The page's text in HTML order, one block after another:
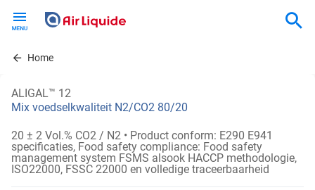
contentHome
ALIGAL™ 12
Mix voedselkwaliteit N2/CO2 80/20
20 ± 2 Vol.% CO2 / N2 • Product conform: E290 E941
specificaties, Food safety compliance: Food safety
management system FSMS alsook HACCP methodologie,
ISO22000, FSSC 22000 en volledige traceerbaarheid